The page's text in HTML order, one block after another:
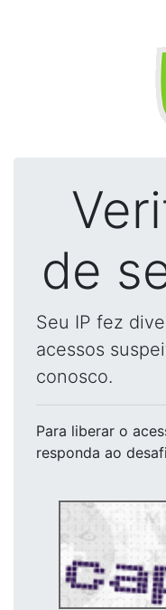
de
Seu IP fez
acessos
conosco.
Para liberar o
responda ao